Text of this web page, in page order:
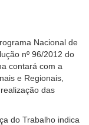
Nacional de
nº 96/2012 do
contará com a
e Regionais,
das
do Trabalho indica